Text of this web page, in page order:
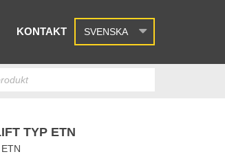
KONTAKT SVENSKA
TYP ETN